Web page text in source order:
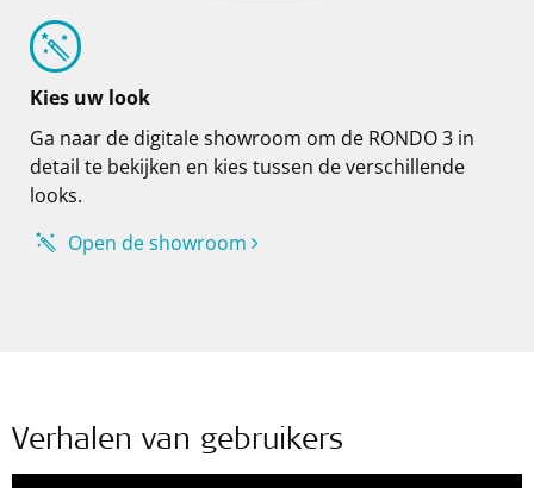
Kies uw look
Ga naar de digitale showroom om de RONDO 3 in
detail te bekijken en kies tussen de verschillende
looks.
Open de showroom
Verhalen van gebruikers